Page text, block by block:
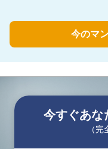
今のマ
今すぐあな
（